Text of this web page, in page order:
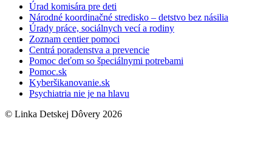
Úrad komisára pre deti
Národné koordinačné stredisko – detstvo bez násilia
Úrady práce, sociálnych vecí a rodiny
Zoznam centier pomoci
Centrá poradenstva a prevencie
Pomoc deťom so špeciálnymi potrebami
Pomoc.sk
Kyberšikanovanie.sk
Psychiatria nie je na hlavu
© Linka Detskej Dôvery 2026